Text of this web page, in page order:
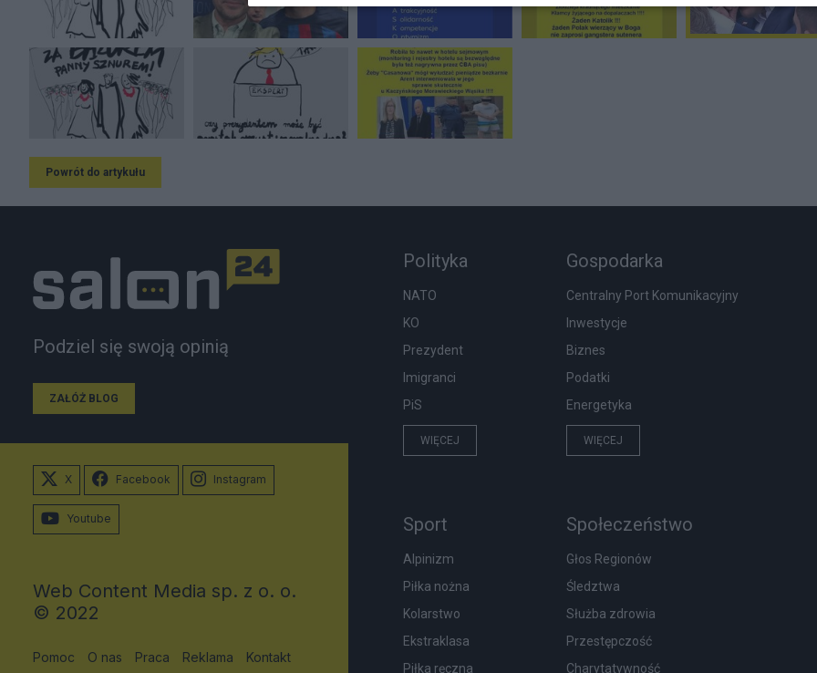
Powrót do artykułu
Podziel się swoją opinią
ZAŁÓŻ BLOG
Polityka
NATO
KO
Prezydent
Imigranci
PiS
WIĘCEJ
Gospodarka
Centralny Port Komunikacyjny
Inwestycje
Biznes
Podatki
Energetyka
WIĘCEJ
Sport
Alpinizm
Piłka nożna
Kolarstwo
Ekstraklasa
Piłka ręczna
Społeczeństwo
Głos Regionów
Śledztwa
Służba zdrowia
Przestępczość
Charytatywność
X Facebook Instagram
Youtube
Web Content Media sp. z o. o.
© 2022
Pomoc O nas Praca Reklama Kontakt